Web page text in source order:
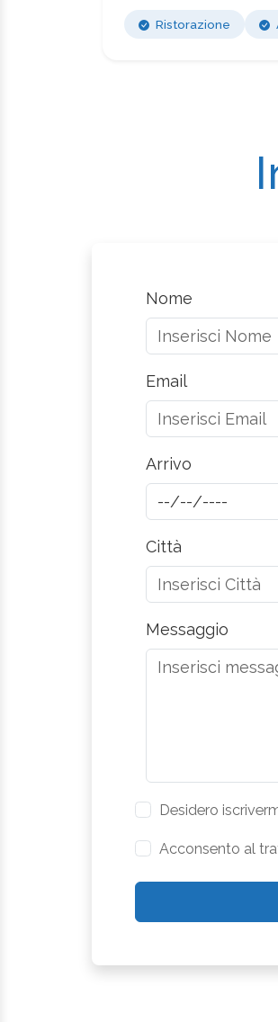
Ristorazione
Nome
Email
Arrivo
Città
Messaggio
Desidero
Acconsento al